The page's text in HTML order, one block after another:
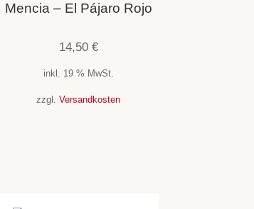
Mencia – El Pájaro Rojo
14,50 €
inkl. 19 % MwSt.
zzgl.Versandkosten